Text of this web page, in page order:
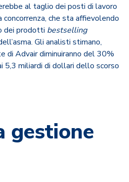
al taglio dei posti di lavoro
che sta affievolendo
dei prodotti bestselling
Gli analisti stimano,
di Advair diminuiranno del 30%
miliardi di dollari dello scorso
gestione